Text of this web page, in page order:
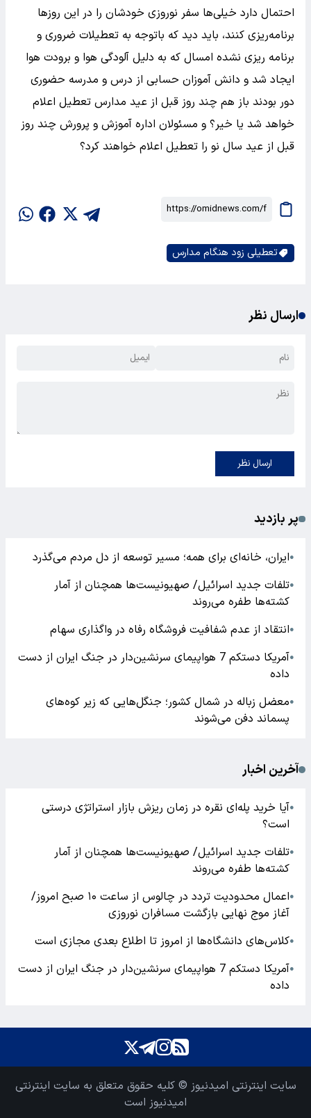
احتمال دارد خیلی‌ها سفر نوروزی خودشان را در این روزها
برنامه‌ریزی کنند، باید دید که باتوجه به تعطیلات ضروری و
برنامه ریزی نشده امسال که به دلیل آلودگی هوا و برودت هوا
ایجاد شد و دانش آموزان حسابی از درس و مدرسه حضوری
دور بودند باز هم چند روز قبل از عید مدارس تعطیل اعلام
خواهد شد یا خیر؟ و مسئولان اداره آموزش و پرورش چند روز
قبل از عید سال نو را تعطیل اعلام خواهند کرد؟
تعطیلی زود هنگام مدارس
ارسال نظر
ارسال نظر
پر بازدید
●ایران، خانه‌ای برای همه؛ مسیر توسعه از دل مردم می‌گذرد
●تلفات جدید اسرائیل/ صهیونیست‌ها همچنان از آمار
کشته‌ها طفره می‌روند
●انتقاد از عدم شفافیت فروشگاه رفاه در واگذاری سهام
●
آمریکا دستکم 7 هواپیمای سرنشین‌دار در جنگ ایران از دست
داده
●معضل زباله در شمال کشور؛ جنگل‌هایی که زیر کوه‌های
پسماند دفن می‌شوند
آخرین اخبار
●آیا خرید پله‌ای نقره در زمان ریزش بازار استراتژی درستی
است؟
●تلفات جدید اسرائیل/ صهیونیست‌ها همچنان از آمار
کشته‌ها طفره می‌روند
●
اعمال محدودیت تردد در چالوس از ساعت ۱۰ صبح امروز/
آغاز موج نهایی بازگشت مسافران نوروزی
●کلاس‌های دانشگاه‌ها از امروز تا اطلاع بعدی مجازی است
●
آمریکا دستکم 7 هواپیمای سرنشین‌دار در جنگ ایران از دست
داده
سایت اینترنتی امیدنیوز © کلیه حقوق متعلق به سایت اینترنتی
امیدنیوز است